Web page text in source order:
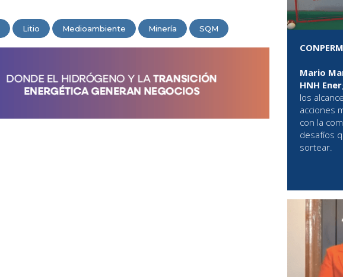
Litio Medioambiente Minería SQM
Mario
HNH
los
acciones
con la
desafíos
sortear.